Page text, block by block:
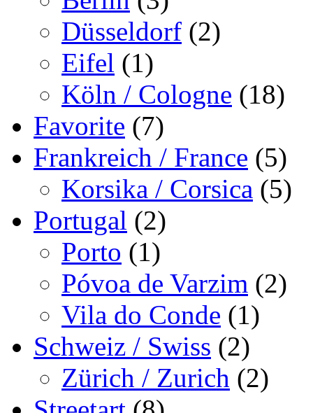
Düsseldorf (2)
Eifel (1)
Köln / Cologne (18)
Favorite (7)
Frankreich / France (5)
Korsika / Corsica (5)
Portugal (2)
Porto (1)
Póvoa de Varzim (2)
Vila do Conde (1)
Schweiz / Swiss (2)
Zürich / Zurich (2)